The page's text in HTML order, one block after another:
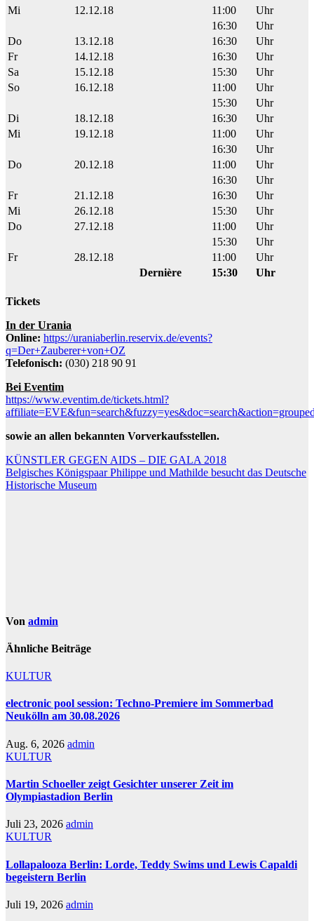
Mi
12.12.18 11:00
Uhr
16:30
Uhr
Do
13.12.18 16:30
Uhr
Fr
14.12.18 16:30
Uhr
Sa
15.12.18 15:30
Uhr
So
16.12.18 11:00
Uhr
15:30
Uhr
Di
18.12.18 16:30
Uhr
Mi
19.12.18 11:00
Uhr
16:30
Uhr
Do
20.12.18 11:00
Uhr
16:30
Uhr
Fr
21.12.18 16:30
Uhr
Mi
26.12.18 15:30
Uhr
Do
27.12.18 11:00
Uhr
15:30
Uhr
Fr
28.12.18 11:00
Uhr
Dernière
15:30 Uhr
Tickets
In der Urania
Online: https://uraniaberlin.reservix.de/events?
q=Der+Zauberer+von+OZ
Telefonisch: (030) 218 90 91
Bei Eventim
https://www.eventim.de/tickets.html?
sowie an allen bekannten Vorverkaufsstellen.
Beitragsnavigation
KÜNSTLER GEGEN AIDS – DIE GALA 2018
Belgisches Königspaar Philippe und Mathilde besucht das Deutsche
Historische Museum
Von admin
Ähnliche Beiträge
KULTUR
electronic pool session: Techno-Premiere im Sommerbad
Neukölln am 30.08.2026
Aug. 6, 2026 admin
KULTUR
Martin Schoeller zeigt Gesichter unserer Zeit im
Olympiastadion Berlin
Juli 23, 2026 admin
KULTUR
Lollapalooza Berlin: Lorde, Teddy Swims und Lewis Capaldi
begeistern Berlin
Juli 19, 2026 admin